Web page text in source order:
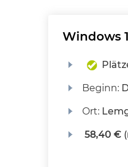
Windows
Beginn:
Ort:
58,40 €